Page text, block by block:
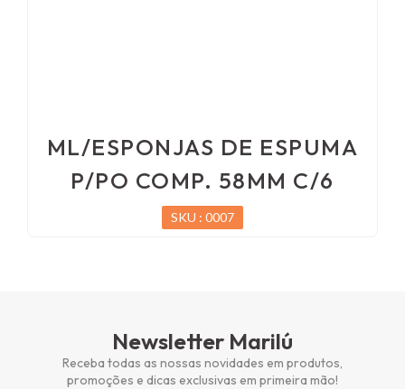
ML/ESPONJAS DE ESPUMA
P/PO COMP. 58MM C/6
SKU : 0007
Newsletter Marilú
Receba todas as nossas novidades em produtos,
promoções e dicas exclusivas em primeira mão!